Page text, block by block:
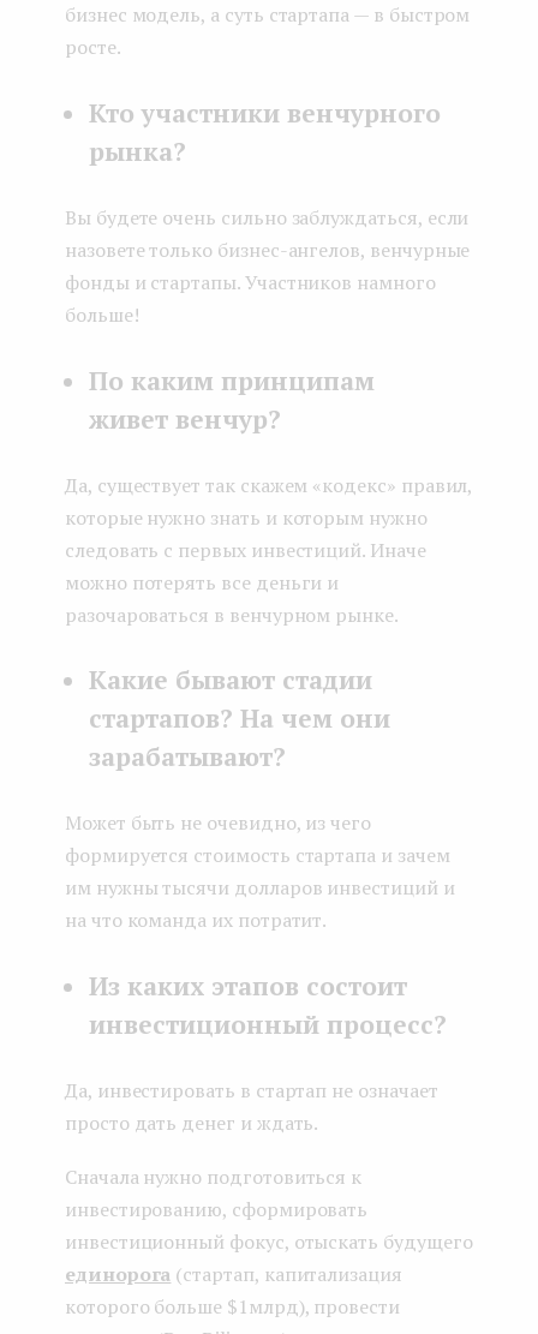
бизнес модель, а суть стартапа — в быстром
росте.
Кто участники венчурного
рынка?
Вы будете очень сильно заблуждаться, если
назовете только бизнес-ангелов, венчурные
фонды и стартапы. Участников намного
больше!
По каким принципам
живет венчур?
Да, существует так скажем «кодекс» правил,
которые нужно знать и которым нужно
следовать с первых инвестиций. Иначе
можно потерять все деньги и
разочароваться в венчурном рынке.
Какие бывают стадии
стартапов? На чем они
зарабатывают?
Может быть не очевидно, из чего
формируется стоимость стартапа и зачем
им нужны тысячи долларов инвестиций и
на что команда их потратит.
Из каких этапов состоит
инвестиционный процесс?
Да, инвестировать в стартап не означает
просто дать денег и ждать.
Сначала нужно подготовиться к
инвестированию, сформировать
инвестиционный фокус, отыскать будущего
единорога (стартап, капитализация
которого больше $1млрд), провести